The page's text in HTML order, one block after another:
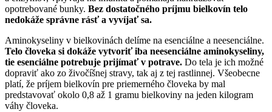
opotrebované bunky. Bez dostatočného príjmu bielkovín telo
nedokáže správne rásť a vyvíjať sa.
Aminokyseliny v bielkovinách delíme na esenciálne a neesenciálne.
Telo človeka si dokáže vytvoriť iba neesenciálne aminokyseliny,
tie esenciálne potrebuje prijímať v potrave. Do tela je ich možné
dopraviť ako zo živočíšnej stravy, tak aj z tej rastlinnej. Všeobecne
platí, že príjem bielkovín pre priemerného človeka by mal
predstavovať okolo 0,8 až 1 gramu bielkoviny na jeden kilogram
váhy človeka.